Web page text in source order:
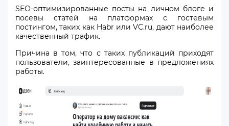
SEO-оптимизированные посты на личном блоге и
посевы статей на платформах с гостевым
постингом, таких как Habr или VC.ru, дают наиболее
качественный трафик.
Причина в том, что с таких публикаций приходят
пользователи, заинтересованные в предложениях
работы.